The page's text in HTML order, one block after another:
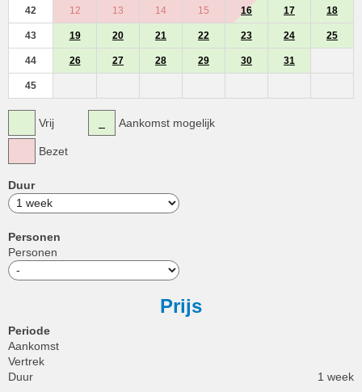
42 12 13 14 15 16 17 18
43 19 20 21 22 23 24 25
44 26 27 28 29 30 31
45
Vrij
Bezet
Aankomst mogelijk
Duur
Personen
Personen
Prijs
Periode
Aankomst
Vertrek
Duur
1 week